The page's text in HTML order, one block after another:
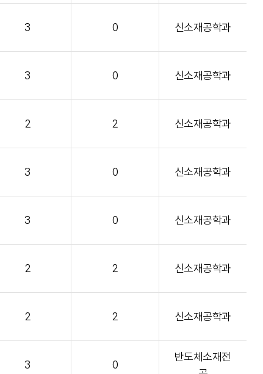
3 0 신소재공학과
3 0 신소재공학과
2 2 신소재공학과
3 0 신소재공학과
3 0 신소재공학과
2 2 신소재공학과
2 2 신소재공학과
3 0
반도체소재전